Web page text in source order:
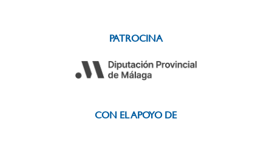
PATROCINA
CON EL APOYO DE